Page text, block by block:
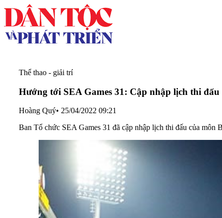
Thể thao - giải trí
Hướng tới SEA Games 31: Cập nhập lịch thi
Hoàng Quý• 25/04/2022 09:21
Ban Tổ chức SEA Games 31 đã cập nhập lịch thi đấu của môn